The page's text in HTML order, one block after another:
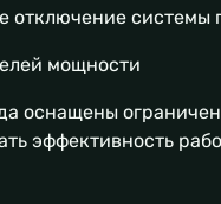
отключение системы
мощности
оснащены
эффективность